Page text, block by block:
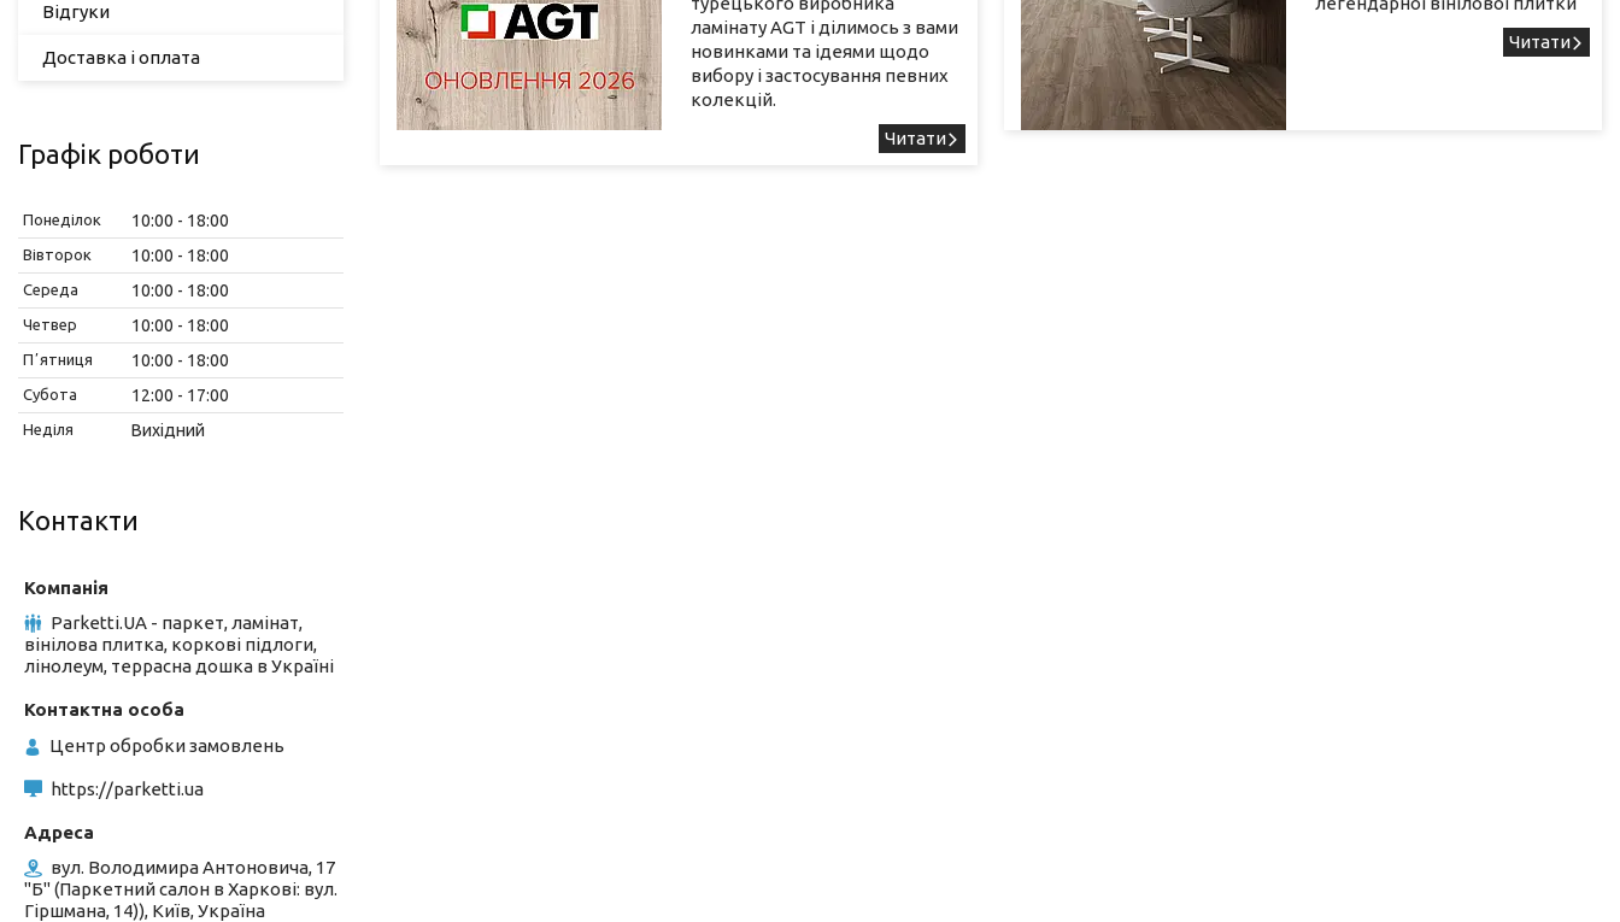
ламінату AGT і ділимось з вами
новинками та ідеями щодо
вибору і застосування певних
колекцій.
Відгуки
Доставка і оплата
Графік роботи
Понеділок 10:00 18:00
Вівторок 10:00 18:00
Середа 10:00 18:00
Четвер 10:00 18:00
Пʼятниця 10:00 18:00
Субота 12:00 17:00
Неділя Вихідний
Контакти
Parketti.UA - паркет, ламінат,
вінілова плитка, коркові підлоги,
лінолеум, террасна дошка в Україні
Центр обробки замовлень
https://parketti.ua
вул. Володимира Антоновича, 17
"Б" (Паркетний салон в Харкові: вул.
Гіршмана, 14)), Київ, Україна